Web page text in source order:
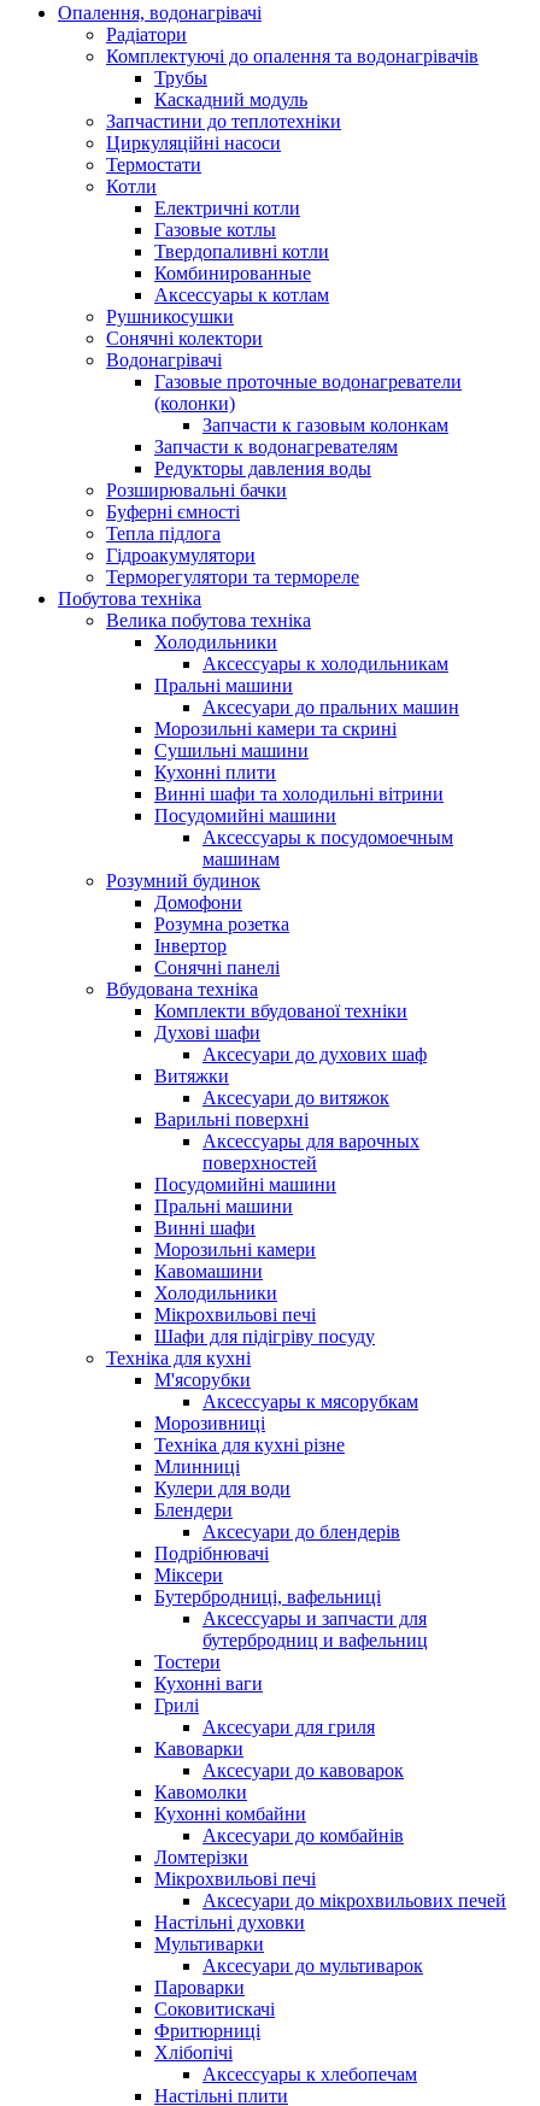
Опалення, водонагрівачі
Радіатори
Комплектуючі до опалення та водонагрівачів
Трубы
Каскадний модуль
Запчастини до теплотехніки
Циркуляційні насоси
Термостати
Котли
Електричні котли
Газовые котлы
Твердопаливні котли
Комбинированные
Аксессуары к котлам
Рушникосушки
Сонячні колектори
Водонагрівачі
Газовые проточные водонагреватели
(колонки)
Запчасти к газовым колонкам
Запчасти к водонагревателям
Редукторы давления воды
Розширювальні бачки
Буферні ємності
Тепла підлога
Гідроакумулятори
Терморегулятори та термореле
Побутова техніка
Велика побутова техніка
Холодильники
Аксессуары к холодильникам
Пральні машини
Аксесуари до пральних машин
Морозильні камери та скрині
Сушильні машини
Кухонні плити
Винні шафи та холодильні вітрини
Посудомийні машини
Аксессуары к посудомоечным
машинам
Розумний будинок
Домофони
Розумна розетка
Інвертор
Сонячні панелі
Вбудована техніка
Комплекти вбудованої техніки
Духові шафи
Аксесуари до духових шаф
Витяжки
Аксесуари до витяжок
Варильні поверхні
Аксессуары для варочных
поверхностей
Посудомийні машини
Пральні машини
Винні шафи
Морозильні камери
Кавомашини
Холодильники
Мікрохвильові печі
Шафи для підігріву посуду
Техніка для кухні
М'ясорубки
Аксессуары к мясорубкам
Морозивниці
Техніка для кухні різне
Млинниці
Кулери для води
Блендери
Аксесуари до блендерів
Подрібнювачі
Міксери
Бутербродниці, вафельниці
Аксессуары и запчасти для
бутербродниц и вафельниц
Тостери
Кухонні ваги
Грилі
Аксесуари для гриля
Кавоварки
Аксесуари до кавоварок
Кавомолки
Кухонні комбайни
Аксесуари до комбайнів
Ломтерізки
Мікрохвильові печі
Аксесуари до мікрохвильових печей
Настільні духовки
Мультиварки
Аксесуари до мультиварок
Пароварки
Соковитискачі
Фритюрниці
Хлібопічі
Аксессуары к хлебопечам
Настільні плити